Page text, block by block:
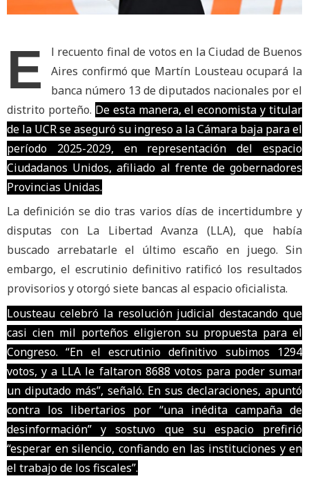
E
l recuento final de votos en la Ciudad de Buenos
Aires confirmó que Martín Lousteau ocupará la
banca número 13 de diputados nacionales por el
distrito porteño. De esta manera, el economista y titular
de la UCR se aseguró su ingreso a la Cámara baja para el
período 2025-2029, en representación del espacio
Ciudadanos Unidos, afiliado al frente de gobernadores
Provincias Unidas.
La definición se dio tras varios días de incertidumbre y
disputas con La Libertad Avanza (LLA), que había
buscado arrebatarle el último escaño en juego. Sin
embargo, el escrutinio definitivo ratificó los resultados
provisorios y otorgó siete bancas al espacio oficialista.
Lousteau celebró la resolución judicial destacando que
casi cien mil porteños eligieron su propuesta para el
Congreso. “En el escrutinio definitivo subimos 1294
votos, y a LLA le faltaron 8688 votos para poder sumar
un diputado más”, señaló. En sus declaraciones, apuntó
contra los libertarios por “una inédita campaña de
desinformación” y sostuvo que su espacio prefirió
“esperar en silencio, confiando en las instituciones y en
el trabajo de los fiscales”.